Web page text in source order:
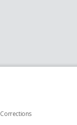
Corrections